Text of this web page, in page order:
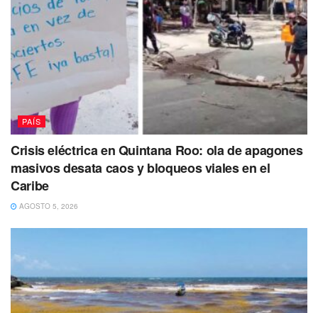
PAÍS
Crisis eléctrica en Quintana Roo: ola de apagones
masivos desata caos y bloqueos viales en el
Caribe
AGOSTO 5, 2026